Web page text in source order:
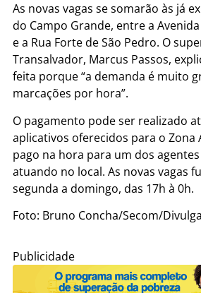
As novas vagas se somarão às já
do Campo Grande, entre a
e a Rua Forte de São Pedro. O
Transalvador, Marcus Passos,
feita porque “a demanda é muito
marcações por hora”.
O pagamento pode ser realizado
aplicativos oferecidos para o Zona
pago na hora para um dos
atuando no local. As novas vagas
segunda a domingo, das 17h à 0h.
Foto: Bruno Concha/Secom/
Publicidade